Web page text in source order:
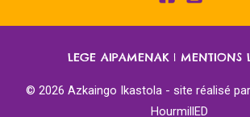
LEGE AIPAMENAK| MENTIONS
© 2026 Azkaingo Ikastola - site réalisé par
HourmillED